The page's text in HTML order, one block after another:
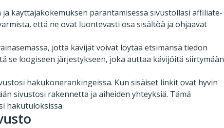
käyttäjäkokemuksen parantamisessa sivustollasi affiliate-
että ne ovat luontevasti osa sisältöä ja ohjaavat
jotta kävijät voivat löytää etsimänsä tiedon
se loogiseen järjestykseen, joka auttaa kävijöitä siirtymään
hakukonerankingeissa. Kun sisäiset linkit ovat hyvin
sivustosi rakennetta ja aiheiden yhteyksiä. Tämä
hakutuloksissa.